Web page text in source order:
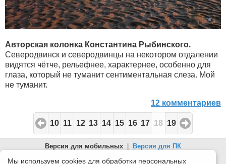
Авторская колонка Константина Рыбинского.
Северодвинск и северодвинцы на некотором отдалении
видятся чётче, рельефнее, характернее, особенно для
глаза, который не туманит сентиментальная слеза. Мой
не туманит.
12 комментариев
10 11 12 13 14 15 16 17 18 19
Версия для мобильных | Версия для ПК
© 2026 Беломорканал Северодвинск tv29.ru
Мы используем cookies для обработки персональных